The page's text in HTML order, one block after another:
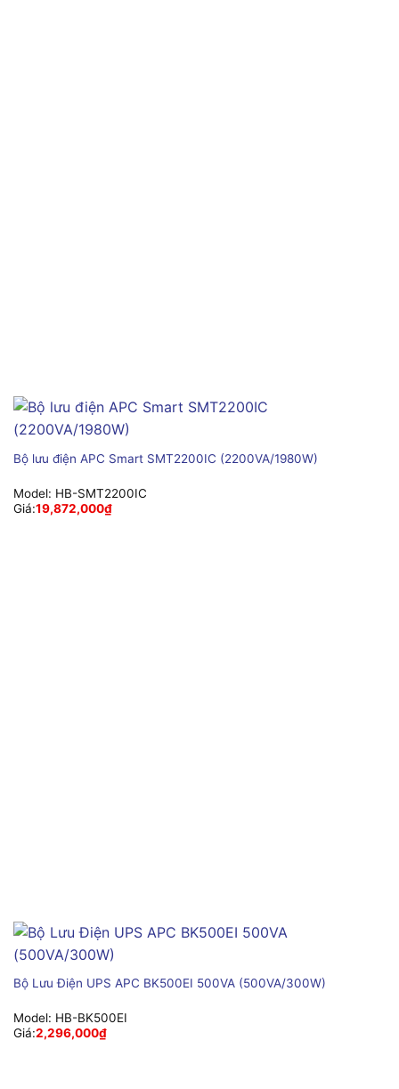
Bộ lưu điện APC Smart SMT2200IC (2200VA/1980W)
Model: HB-SMT2200IC
Giá:19,872,000₫
Bộ Lưu Điện UPS APC BK500EI 500VA (500VA/300W)
Model: HB-BK500EI
Giá:2,296,000₫